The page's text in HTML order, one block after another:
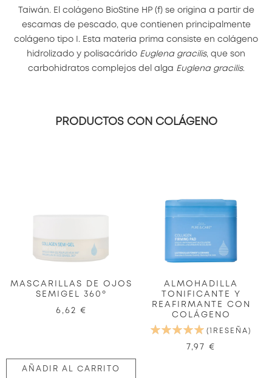
Taiwán. El colágeno BioStine HP (f) se origina a partir de
escamas de pescado, que contienen principalmente
colágeno tipo I. Esta materia prima consiste en colágeno
hidrolizado y polisacárido Euglena gracilis, que son
carbohidratos complejos del alga Euglena gracilis.
PRODUCTOS CON COLÁGENO
MASCARILLAS DE OJOS
SEMIGEL 360º
6,62 €
AÑADIR AL CARRITO
ALMOHADILLA
TONIFICANTE Y
REAFIRMANTE CON
COLÁGENO
VALORACIÓN:RESEÑA
7,97 €